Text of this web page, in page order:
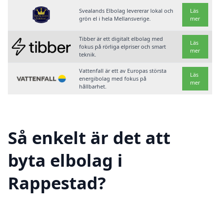
Svealands Elbolag levererar lokal och
grön el i hela Mellansverige.
Läs
mer
Tibber är ett digitalt elbolag med
fokus på rörliga elpriser och smart
teknik.
Läs
mer
Vattenfall är ett av Europas största
energibolag med fokus på
hållbarhet.
Läs
mer
Så enkelt är det att
byta elbolag i
Rappestad?